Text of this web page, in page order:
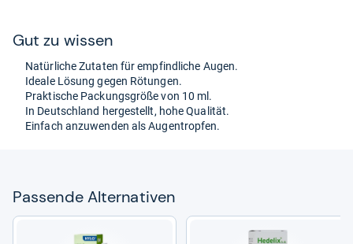
Gut zu wis­sen
Natür­li­che Zuta­ten für emp­find­li­che Augen.
Ideale Lösung gegen Rötun­gen.
Prak­ti­sche Packungs­größe von 10 ml.
In Deutsch­land her­ge­stellt, hohe Qua­li­tät.
Ein­fach anzu­wen­den als Augen­trop­fen.
Pas­sende Alter­na­ti­ven